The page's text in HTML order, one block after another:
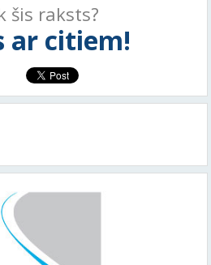
šis raksts?
ar citiem!